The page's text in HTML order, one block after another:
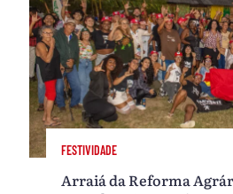
FESTIVIDADE
Arraiá da Reforma